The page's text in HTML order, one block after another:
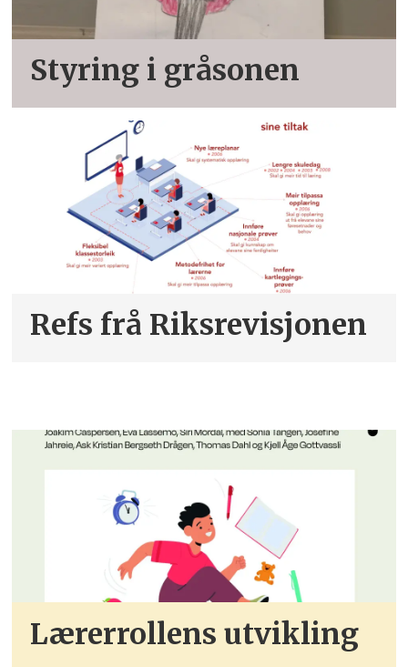
Styring i gråsonen
Refs frå Riksrevisjonen
Lærerrollens utvikling